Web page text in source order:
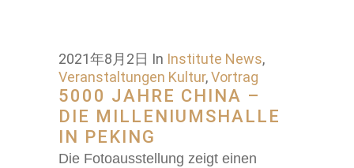
2021年8月2日 In Institute News,
Veranstaltungen Kultur,Vortrag
5000 JAHRE CHINA –
DIE MILLENIUMSHALLE
IN PEKING
Die Fotoausstellung zeigt einen